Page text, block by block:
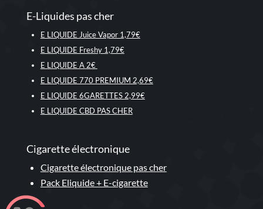
E-Liquides pas cher
E LIQUIDE Juice Vapor 1,79€
E LIQUIDE Freshy 1,79€
E LIQUIDE A 2€
E LIQUIDE 770 PREMIUM 2,69€
E LIQUIDE 6GARETTES 2,99€
E LIQUIDE CBD PAS CHER
Cigarette électronique
Cigarette électronique pas cher
Pack Eliquide + E-cigarette